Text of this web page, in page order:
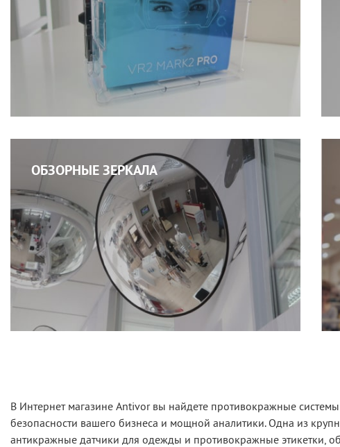
ОБЗОРНЫЕ ЗЕРКАЛА
В Интернет магазине Antivor вы найдете противокражные
безопасности вашего бизнеса и мощной аналитики. Одна из
антикражные датчики для одежды и противокражные этикетки,